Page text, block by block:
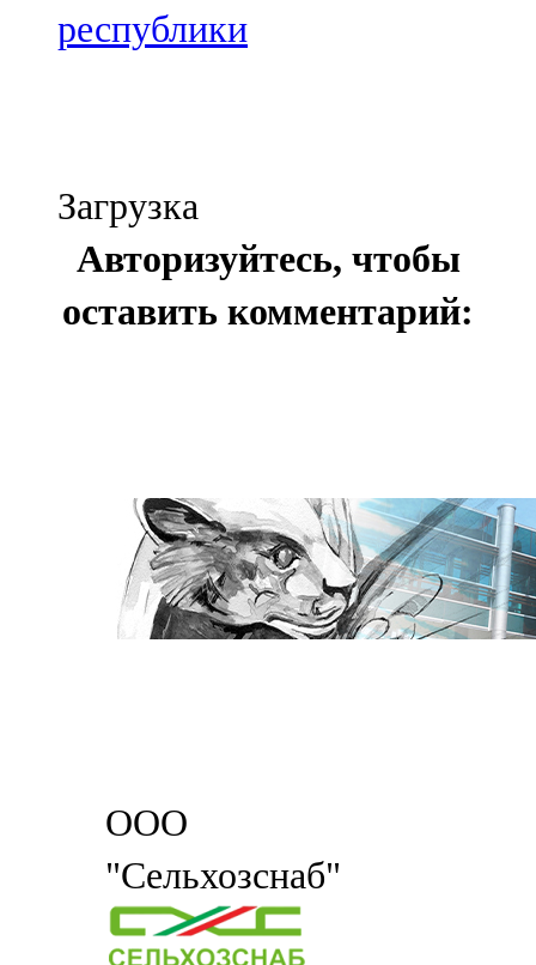
республики
Загрузка
Авторизуйтесь, чтобы
оставить комментарий:
ООО
"Сельхозснаб"